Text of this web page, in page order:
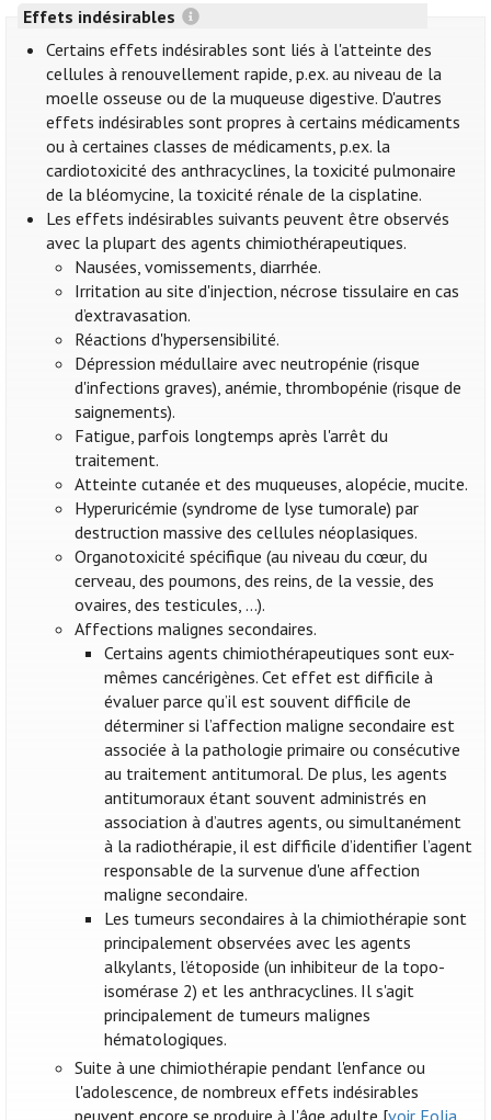
Effets indésirables
Certains effets indésirables sont liés à l'atteinte des
cellules à renouvellement rapide, p.ex. au niveau de la
moelle osseuse ou de la muqueuse digestive. D'autres
effets indésirables sont propres à certains médicaments
ou à certaines classes de médicaments, p.ex. la
cardiotoxicité des anthracyclines, la toxicité pulmonaire
de la bléomycine, la toxicité rénale de la cisplatine.
Les effets indésirables suivants peuvent être observés
avec la plupart des agents chimiothérapeutiques.
Nausées, vomissements, diarrhée.
Irritation au site d'injection, nécrose tissulaire en cas
d’extravasation.
Réactions d'hypersensibilité.
Dépression médullaire avec neutropénie (risque
d'infections graves), anémie, thrombopénie (risque de
saignements).
Fatigue, parfois longtemps après l'arrêt du
traitement.
Atteinte cutanée et des muqueuses, alopécie, mucite.
Hyperuricémie (syndrome de lyse tumorale) par
destruction massive des cellules néoplasiques.
Organotoxicité spécifique (au niveau du cœur, du
cerveau, des poumons, des reins, de la vessie, des
ovaires, des testicules, ...).
Affections malignes secondaires.
Certains agents chimiothérapeutiques sont eux-
mêmes cancérigènes. Cet effet est difficile à
évaluer parce qu’il est souvent difficile de
déterminer si l’affection maligne secondaire est
associée à la pathologie primaire ou consécutive
au traitement antitumoral. De plus, les agents
antitumoraux étant souvent administrés en
association à d’autres agents, ou simultanément
à la radiothérapie, il est difficile d’identifier l’agent
responsable de la survenue d'une affection
maligne secondaire.
Les tumeurs secondaires à la chimiothérapie sont
principalement observées avec les agents
alkylants, l’étoposide (un inhibiteur de la topo-
isomérase 2) et les anthracyclines. Il s'agit
principalement de tumeurs malignes
hématologiques.
Suite à une chimiothérapie pendant l'enfance ou
l'adolescence, de nombreux effets indésirables